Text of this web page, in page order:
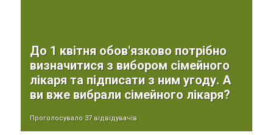
До 1 квітня обов'язково потрібно
визначитися з вибором сімейного
лікаря та підписати з ним угоду. А
ви вже вибрали сімейного лікаря?
Проголосувало 37 відвідувачів